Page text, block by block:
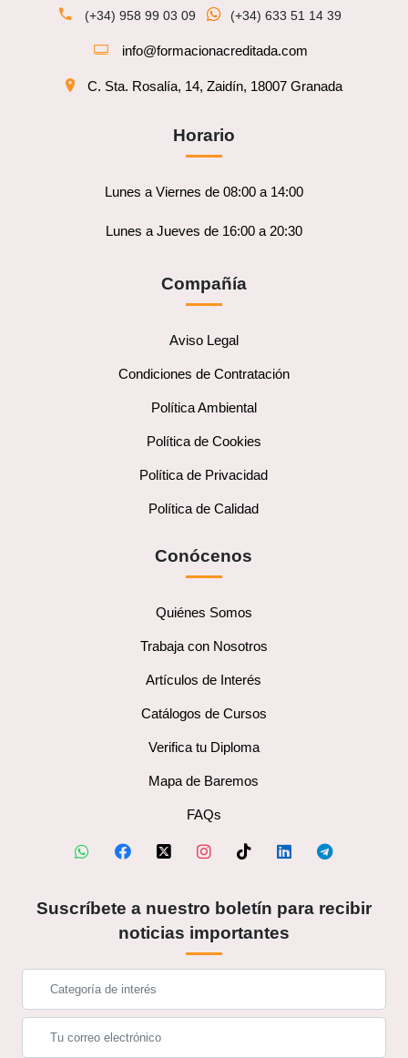
(+34) 958 99 03 09 (+34) 633 51 14 39
info@formacionacreditada.com
C. Sta. Rosalía, 14, Zaidín, 18007 Granada
Horario
Lunes a Viernes de 08:00 a 14:00
Lunes a Jueves de 16:00 a 20:30
Compañía
Aviso Legal
Condiciones de Contratación
Política Ambiental
Política de Cookies
Política de Privacidad
Política de Calidad
Conócenos
Quiénes Somos
Trabaja con Nosotros
Artículos de Interés
Catálogos de Cursos
Verifica tu Diploma
Mapa de Baremos
FAQs
Suscríbete a nuestro boletín para recibir
noticias importantes